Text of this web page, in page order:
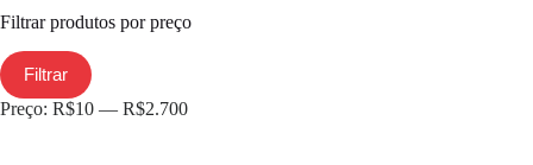
Filtrar produtos por preço
Filtrar
Preço: R$10 — R$2.700